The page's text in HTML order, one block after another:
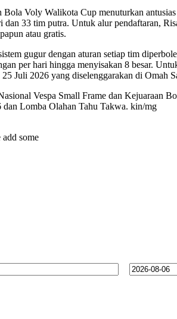
Bola Voly Walikota Cup menuturkan
33 tim putra. Untuk alur pendaftaran,
atau gratis.
gugur dengan aturan setiap tim
per hari hingga menyisakan 8 besar.
Juli 2026 yang diselenggarakan di Omah
Vespa Small Frame dan Kejuaraan
Lomba Olahan Tahu Takwa. kin/mg
add some